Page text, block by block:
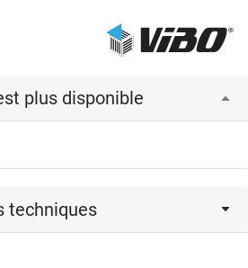
plus disponible
techniques